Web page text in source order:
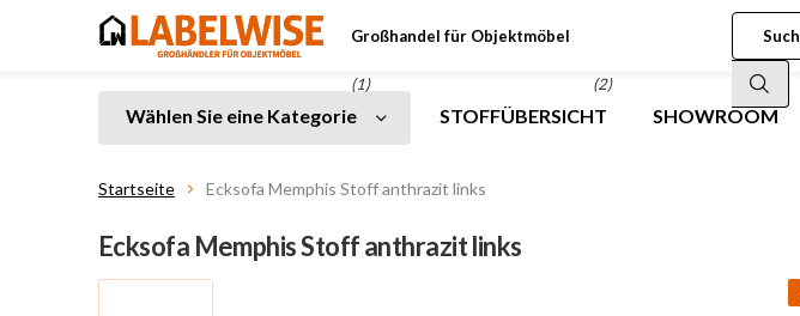
Großhandel für Objektmöbel
(1) (2)
Wählen Sie eine Kategorie STOFFÜBERSICHT SHOWROOM
Startseite Ecksofa Memphis Stoff anthrazit links
Ecksofa Memphis Stoff anthrazit links